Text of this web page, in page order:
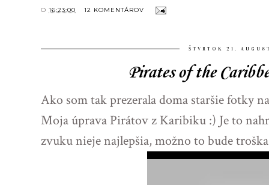
O 16:23:00 12 KOMENTÁROV
ŠTVRTOK 21.
Pirates of the
Ako som tak prezerala doma staršie fotky
Moja úprava Pirátov z Karibiku :) Je to
zvuku nieje najlepšia, možno to bude